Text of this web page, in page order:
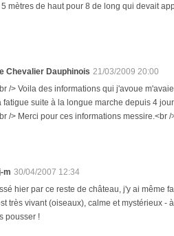
mètres de haut pour 8 de long qui devait
Chevalier Dauphinois 21/03/2009 20:00
/> Voila des informations qui j'avoue
fatigue suite à la longue marche depuis 4
/> Merci pour ces informations messire.<br /
m 30/04/2007 12:34
hier par ce reste de château, j'y ai même
très vivant (oiseaux), calme et mystérieux -
pousser !